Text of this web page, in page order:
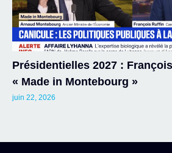
Présidentielles 2027 :
« Made in Montebourg »
juin 22, 2026